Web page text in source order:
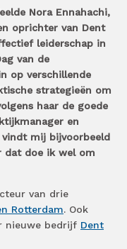
Nora Ennahachi,
oprichter van Dent
leiderschap in
van de
op verschillende
strategieën om
haar de goede
en
vindt mij bijvoorbeeld
dat doe ik wel om
van drie
Rotterdam. Ook
nieuwe bedrijf Dent